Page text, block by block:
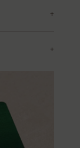
+
+